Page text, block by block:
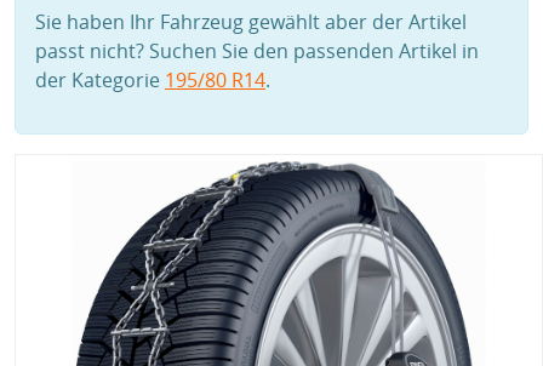
Sie haben Ihr Fahrzeug gewählt aber der Artikel
passt nicht? Suchen Sie den passenden Artikel in
der Kategorie 195/80 R14.